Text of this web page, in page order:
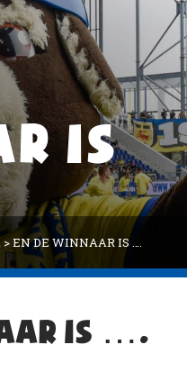
IS
>EN DE WINNAAR IS ….
IS ….